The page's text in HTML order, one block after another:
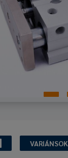
VARIÁNSOK